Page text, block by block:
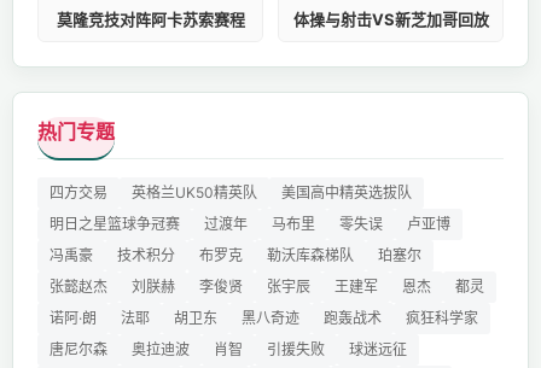
莫隆竞技对阵阿卡苏索赛程 体操与射击VS新芝加哥回放
热门专题
四方交易 英格兰UK50精英队
美国高中精英选拔队
明日之星篮球争冠赛
过渡年 马布里 零失误
卢亚博
冯禹豪
技术积分 布罗克 勒沃库森梯队
珀塞尔
张懿赵杰
刘朕赫 李俊贤 张宇辰 王建军 恩杰
都灵
诺阿·朗
法耶 胡卫东 黑八奇迹 跑轰战术
疯狂科学家
唐尼尔森
奥拉迪波 肖智 引援失败
球迷远征